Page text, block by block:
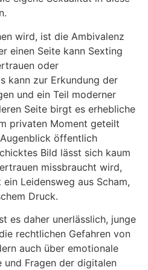
wird, ist die Ambivalenz
einen Seite kann Sexting
oder
kann zur Erkundung der
und ein Teil moderner
Seite birgt es erhebliche
privaten Moment geteilt
öffentlich
Bild lässt sich kaum
missbraucht wird,
Leidensweg aus Scham,
Druck.
es daher unerlässlich, junge
rechtlichen Gefahren von
auch über emotionale
und Fragen der digitalen